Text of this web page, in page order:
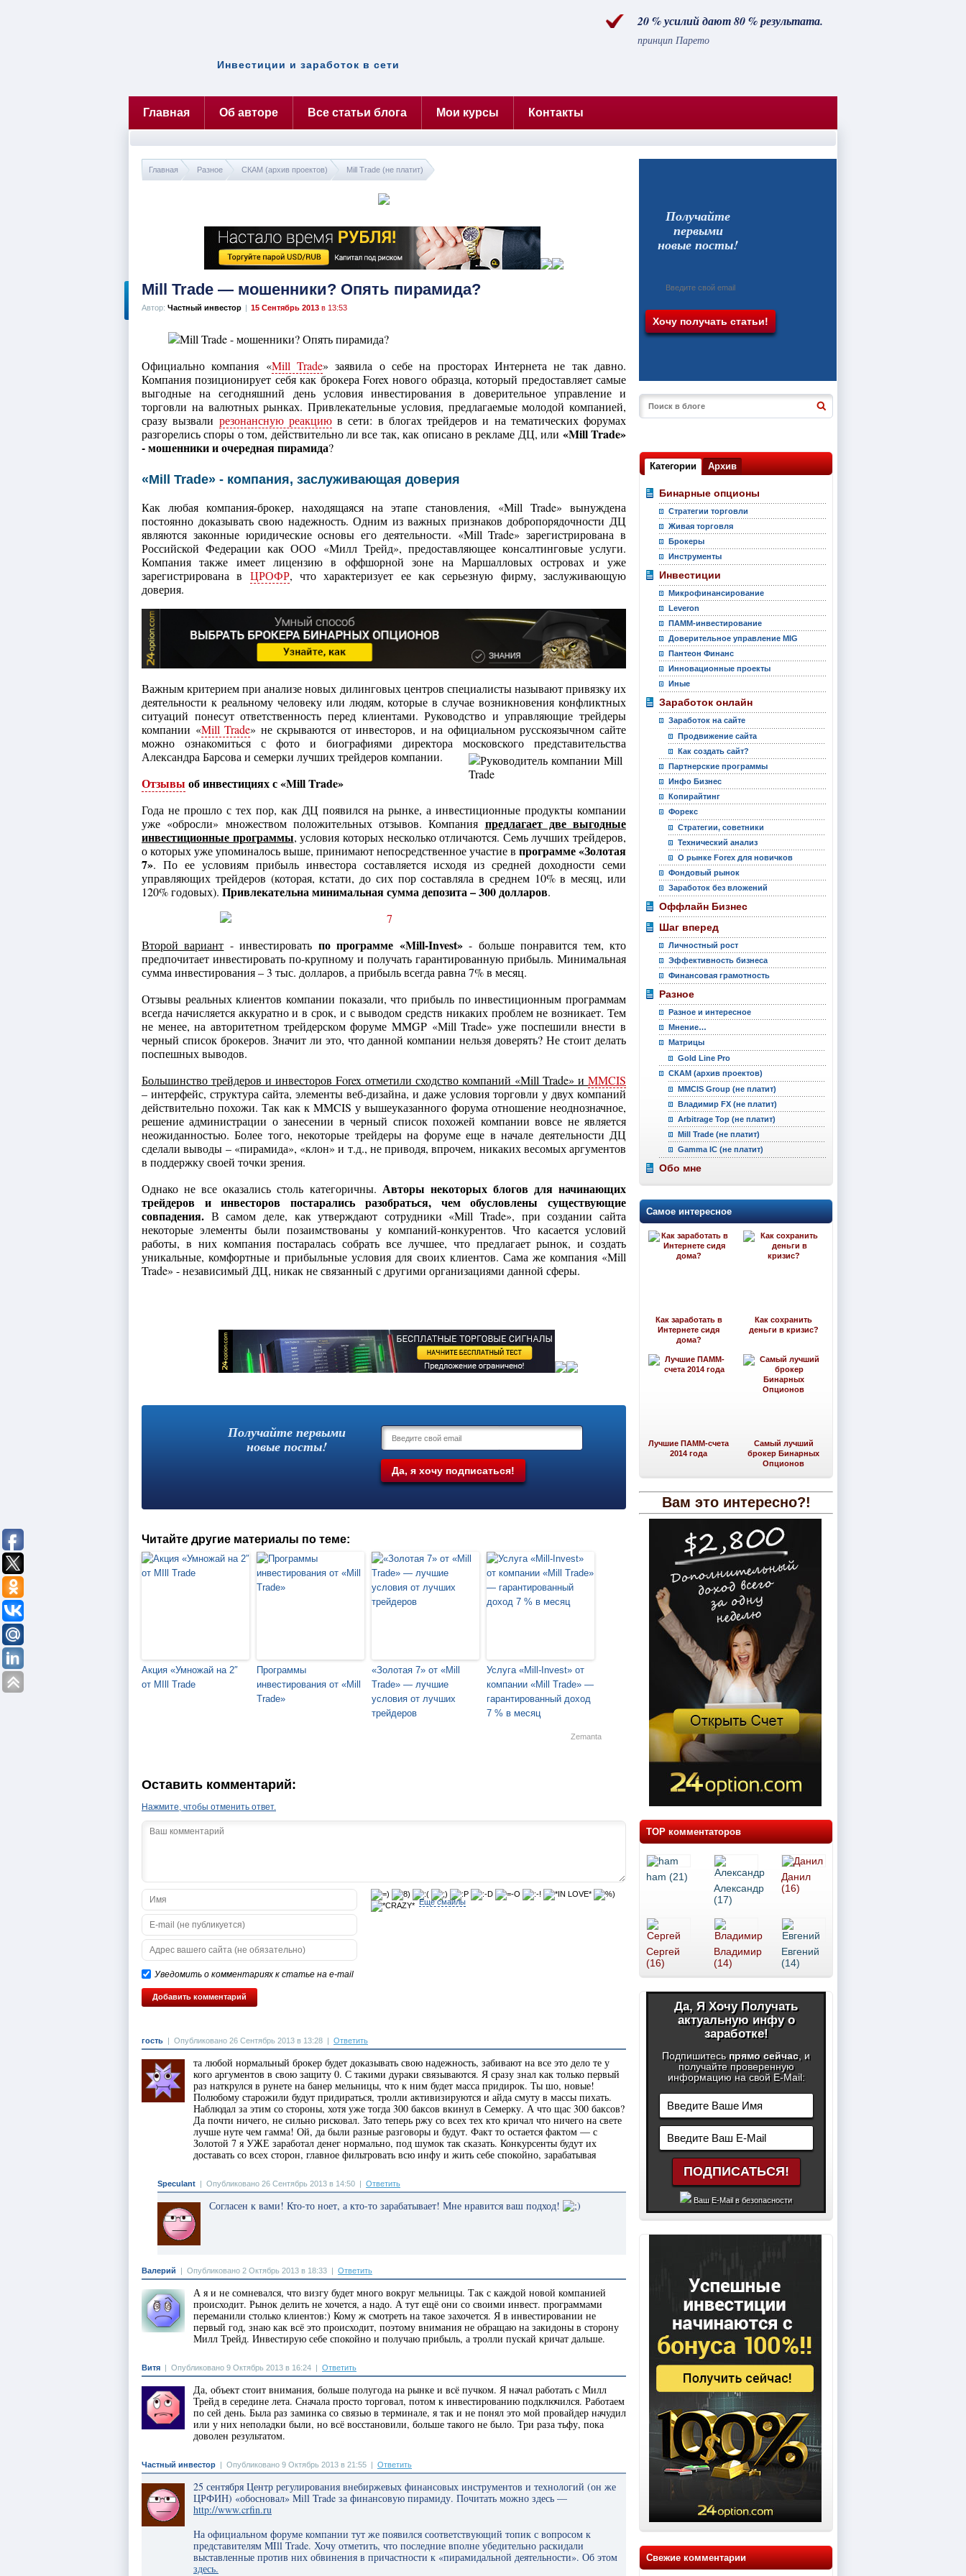
Инвестиции и заработок в сети
20 % усилий дают 80 % результата.
принцип Парето
Главная Об авторе Все статьи блога Мои курсы Контакты
Главная Разное СКАМ (архив проектов) Mill Trade (не платит)
Mill Trade — мошенники? Опять пирамида?
Автор: Частный инвестор | 15 Сентябрь 2013 в 13:53
Официально компания «Mill Trade» заявила о себе на просторах Интернета не так давно.
Компания позиционирует себя как брокера Forex нового образца, который предоставляет самые
выгодные на сегодняшний день условия инвестирования в доверительное управление и
торговли на валютных рынках. Привлекательные условия, предлагаемые молодой компанией,
сразу вызвали резонансную реакциюв сети: в блогах трейдеров и на тематических форумах
разгорелись споры о том, действительно ли все так, как описано в рекламе ДЦ, или «MillTrade»
- мошенники и очередная пирамида?
«Mill Trade» - компания, заслуживающая доверия
Как любая компания-брокер, находящаяся на этапе становления, «Mill Trade» вынуждена
постоянно доказывать свою надежность. Одним из важных признаков добропорядочности ДЦ
являются законные юридические основы его деятельности. «Mill Trade» зарегистрирована в
Российской Федерации как ООО «Милл Трейд», предоставляющее консалтинговые услуги.
Компания также имеет лицензию в оффшорной зоне на Маршалловых островах и уже
зарегистрирована в ЦРОФР, что характеризует ее как серьезную фирму, заслуживающую
доверия.
Важным критерием при анализе новых дилинговых центров специалисты называют привязку их
деятельности к реальному человеку или людям, которые в случае возникновения конфликтных
ситуаций понесут ответственность перед клиентами. Руководство и управляющие трейдеры
компании «Mill Trade» не скрываются от инвесторов, и на официальном русскоязычном сайте
можно ознакомиться с фото и биографиями директора московского представительства
Александра Барсова и семерки лучших трейдеров компании.
Отзывы об инвестициях с «Mill Trade»
Года не прошло с тех пор, как ДЦ появился на рынке, а инвестиционные продукты компании
уже «обросли» множеством положительных отзывов. Компания предлагает две выгодные
инвестиционные программы, условия которых несколько отличаются. Семь лучших трейдеров,
о которых уже упоминалось выше, принимают непосредственное участие в программе «Золотая
7». По ее условиям прибыль инвестора составляется исходя из средней доходности семи
управляющих трейдеров (которая, кстати, до сих пор составляла в среднем 10% в месяц, или
120% годовых). Привлекательна минимальная сумма депозита – 300 долларов.
Второй вариант - инвестировать по программе «Mill-Invest»- больше понравится тем, кто
предпочитает инвестировать по-крупному и получать гарантированную прибыль. Минимальная
сумма инвестирования – 3 тыс. долларов, а прибыль всегда равна 7% в месяц.
Отзывы реальных клиентов компании показали, что прибыль по инвестиционным программам
всегда начисляется аккуратно и в срок, и с выводом средств никаких проблем не возникает. Тем
не менее, на авторитетном трейдерском форуме MMGP «Mill Trade» уже поспешили внести в
черный список брокеров. Значит ли это, что данной компании нельзя доверять? Не стоит делать
поспешных выводов.
Большинство трейдеров и инвесторов Forex отметили сходство компаний «Mill Trade» и MMCIS
– интерфейс, структура сайта, элементы веб-дизайна, и даже условия торговли у двух компаний
действительно похожи. Так как к MMCIS у вышеуказанного форума отношение неоднозначное,
решение администрации о занесении в черный список похожей компании вовсе не является
неожиданностью. Более того, некоторые трейдеры на форуме еще в начале деятельности ДЦ
сделали выводы – «пирамида», «клон» и т.д., не приводя, впрочем, никаких весомых аргументов
в поддержку своей точки зрения.
Однако не все оказались столь категоричны. Авторы некоторых блогов для начинающих
трейдеров и инвесторов постарались разобраться, чем обусловлены существующие
совпадения. В самом деле, как утверждают сотрудники «Mill Trade», при создании сайта
некоторые элементы были позаимствованы у компаний-конкурентов. Что касается условий
работы, в них компания постаралась собрать все лучшее, что предлагает рынок, и создать
уникальные, комфортные и прибыльные условия для своих клиентов. Сама же компания «Mill
Trade» - независимый ДЦ, никак не связанный с другими организациями данной сферы.
Получайте первыми
новые посты!
Читайте другие материалы по теме:
Акция «Умножай на 2″
от MIll Trade
Программы
инвестирования от «Mill
Trade»
«Золотая 7» от «Mill
Trade» — лучшие
условия от лучших
трейдеров
Услуга «Mill-Invest» от
компании «Mill Trade» —
гарантированный доход
7 % в месяц
Zemanta
Оставить комментарий:
Нажмите, чтобы отменить ответ.
Еще смайлы
Уведомить о комментариях к статье на e-mail
гость Опубликовано 26 Сентябрь 2013 в 13:28 Ответить
та любой нормальный брокер будет доказывать свою надежность, забивают на все это дело те у
кого аргументов в свою защиту 0. С такими дураки связываются. Я сразу знал как только первый
раз наткрулся в рунете на банер мельницы, что к ним будет масса придирок. Ты шо, новые!
Полюбому старожили будут придираться, тролли активизируются и айда смуту в массы пихать.
Наблюдал за этим со стороны, хотя уже тогда 300 баксов вкинул в Семерку. А что щас 300 баксов?
Да почти ничего, не сильно рисковал. Зато теперь ржу со всех тех кто кричал что ничего на свете
лучше нуте чем гамма! Ой, да были разные разговоры и будут. Факт то остается фактом — с
Золотой 7 я УЖЕ заработал денег нормально, под шумок так сказать. Конкурсенты будут их
доставать со всех сторон, главное фильтровать всю инфу и жить себе спокойно, зарабатывая
Speculant Опубликовано 26 Сентябрь 2013 в 14:50 Ответить
Согласен к вами! Кто-то ноет, а кто-то зарабатывает! Мне нравится ваш подход!
Валерий Опубликовано 2 Октябрь 2013 в 18:33 Ответить
А я и не сомневался, что визгу будет много вокруг мельницы. Так с каждой новой компанией
происходит. Рынок делить не хочется, а надо. А тут ещё они со своими инвест. программами
переманили столько клиентов:) Кому ж смотреть на такое захочется. Я в инвестировании не
первый год, знаю как всё это происходит, поэтому внимания не обращаю на закидоны в сторону
Милл Трейд. Инвестирую себе спокойно и получаю прибыль, а тролли пускай кричат дальше.
Витя Опубликовано 9 Октябрь 2013 в 16:24 Ответить
Да, объект стоит внимания, больше полугода на рынке и всё пучком. Я начал работать с Милл
Трейд в середине лета. Сначала просто торговал, потом к инвестированию подключился. Работаем
по сей день. Была раз заминка со связью в терминале, я так и не понял это мой провайдер начудил
или у них неполадки были, но всё восстановили, больше такого не было. Три раза тьфу, пока
доволен результатом.
Частный инвестор Опубликовано 9 Октябрь 2013 в 21:55 Ответить
25 сентября Центр регулирования внебиржевых финансовых инструментов и технологий (он же
ЦРФИН) «обосновал» Mill Trade за финансовую пирамиду. Почитать можно здесь —
http://www.crfin.ru
На официальном форуме компании тут же появился соответствующий топик с вопросом к
представителям MIll Trade. Хочу отметить, что последние вполне убедительно раскидали
выставленные против них обвинения в причастности к «пирамидальной деятельности». Об этом
здесь.
Получайте
первыми
новые посты!
Категории Архив
Бинарные опционы
Стратегии торговли
Живая торговля
Брокеры
Инструменты
Инвестиции
Микрофинансирование
Leveron
ПАММ-инвестирование
Доверительное управление MIG
Пантеон Финанс
Инновационные проекты
Иные
Заработок онлайн
Заработок на сайте
Продвижение сайта
Как создать сайт?
Партнерские программы
Инфо Бизнес
Копирайтинг
Форекс
Стратегии, советники
Технический анализ
О рынке Forex для новичков
Фондовый рынок
Заработок без вложений
Оффлайн Бизнес
Шаг вперед
Личностный рост
Эффективность бизнеса
Финансовая грамотность
Разное
Разное и интересное
Мнение…
Матрицы
Gold Line Pro
СКАМ (архив проектов)
MMCIS Group (не платит)
Владимир FX (не платит)
Arbitrage Top (не платит)
Mill Trade (не платит)
Gamma IC (не платит)
Обо мне
Самое интересное
Как заработать в
Интернете сидя
дома?
Как сохранить
деньги в кризис?
Лучшие ПАММ-счета
2014 года
Самый лучший
брокер Бинарных
Опционов
Вам это интересно?!
TOP комментаторов
ham (21)
Александр
(17)
Данил
(16)
Сергей
(16)
Владимир
(14)
Евгений
(14)
Да, Я Хочу Получать
актуальную инфу о
заработке!
Подпишитесь прямо сейчас, и
получайте проверенную
информацию на свой E-Mail:
Ваш E-Mail в безопасности
Свежие комментарии